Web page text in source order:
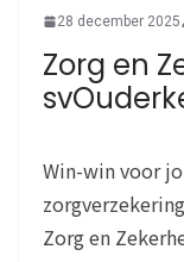
28 december 2025
Zorg en
Win-win voor
Zorg en